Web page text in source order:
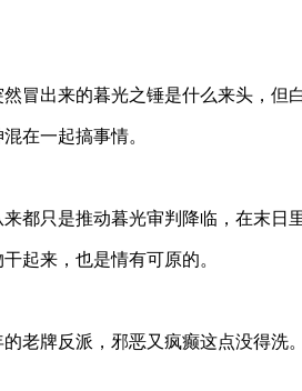
冒出来的暮光之锤是什么来头，但
在一起搞事情。
都只是推动暮光审判降临，在末日
起来，也是情有可原的。
老牌反派，邪恶又疯癫这点没得